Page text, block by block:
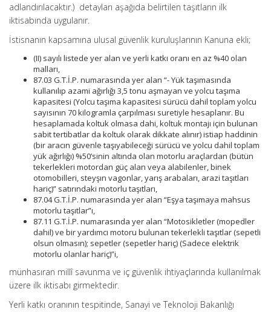
adlandırılacaktır.) detayları aşağıda belirtilen taşıtların ilk
iktisabında uygulanır.
İstisnanın kapsamına ulusal güvenlik kuruluşlarının Kanuna ekli;
(II) sayılı listede yer alan ve yerli katkı oranı en az %40 olan
malları,
87.03 G.T.İ.P. numarasında yer alan “- Yük taşımasında
kullanılıp azami ağırlığı 3,5 tonu aşmayan ve yolcu taşıma
kapasitesi (Yolcu taşıma kapasitesi sürücü dahil toplam yolcu
sayısının 70 kilogramla çarpılması suretiyle hesaplanır. Bu
hesaplamada koltuk olmasa dahi, koltuk montajı için bulunan
sabit tertibatlar da koltuk olarak dikkate alınır) istiap haddinin
(bir aracın güvenle taşıyabileceği sürücü ve yolcu dahil toplam
yük ağırlığı) %50’sinin altında olan motorlu araçlardan (bütün
tekerlekleri motordan güç alan veya alabilenler, binek
otomobilleri, steyşın vagonlar, yarış arabaları, arazi taşıtları
hariç)” satırındaki motorlu taşıtları,
87.04 G.T.İ.P. numarasında yer alan “Eşya taşımaya mahsus
motorlu taşıtlar”ı,
87.11 G.T.İ.P. numarasında yer alan “Motosikletler (mopedler
dahil) ve bir yardımcı motoru bulunan tekerlekli taşıtlar (sepetli
olsun olmasın); sepetler (sepetler hariç) (Sadece elektrik
motorlu olanlar hariç)”i,
münhasıran millî savunma ve iç güvenlik ihtiyaçlarında kullanılmak
üzere ilk iktisabı girmektedir.
Yerli katkı oranının tespitinde, Sanayi ve Teknoloji Bakanlığı